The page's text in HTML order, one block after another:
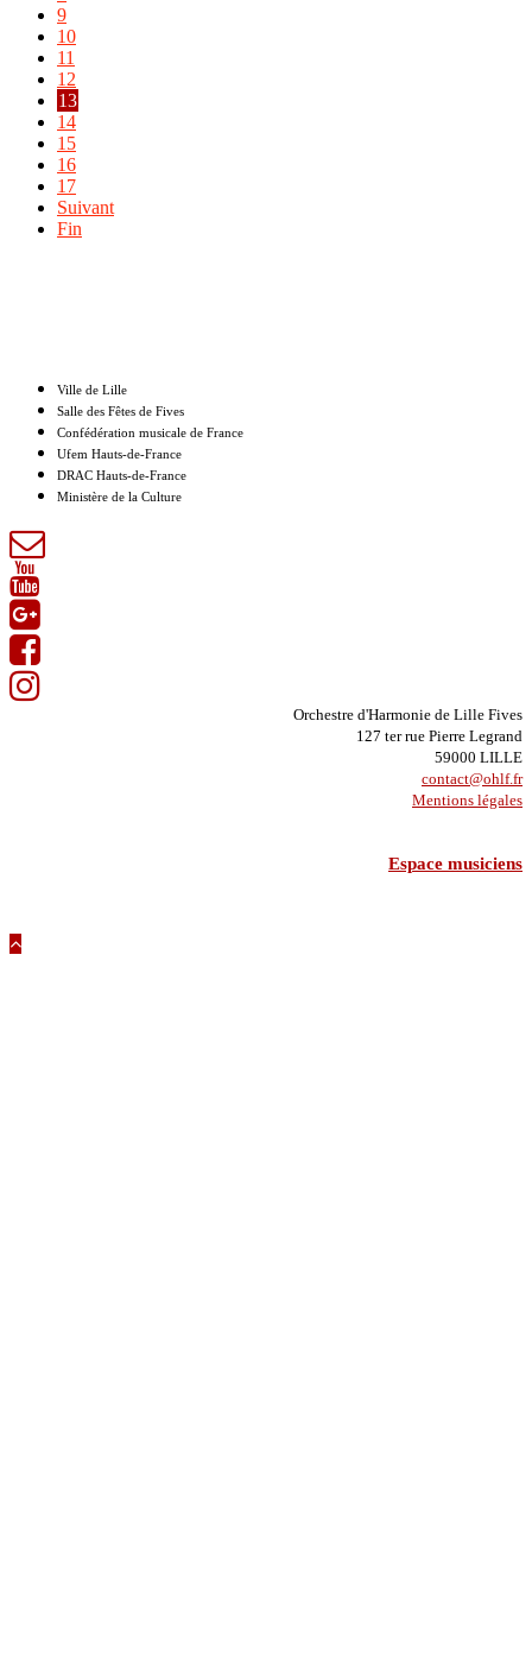
9
10
11
12
13
14
15
16
17
Suivant
Fin
Ville de Lille
Salle des Fêtes de Fives
Confédération musicale de France
Ufem Hauts-de-France
DRAC Hauts-de-France
Ministère de la Culture
Orchestre d'Harmonie de Lille Fives
127 ter rue Pierre Legrand
59000 LILLE
contact@ohlf.fr
Mentions légales
Espace musiciens